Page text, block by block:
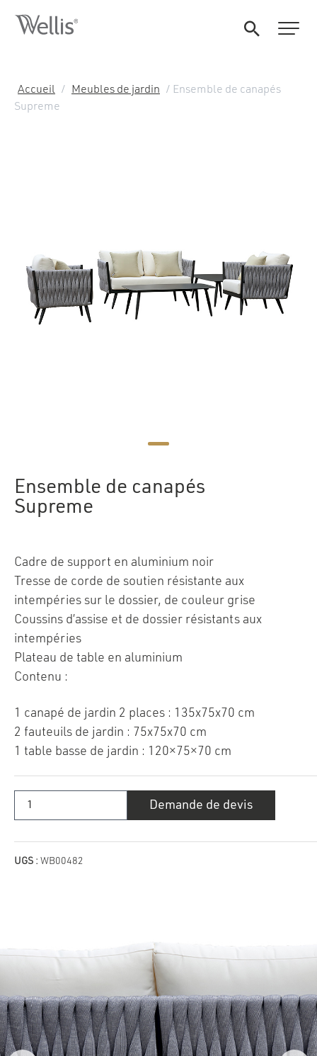
Accueil / Meubles de jardin
/ Ensemble de canapés
Supreme
Ensemble de canapés
Supreme
Cadre de support en aluminium noir
Tresse de corde de soutien résistante aux
intempéries sur le dossier, de couleur grise
Coussins d’assise et de dossier résistants aux
intempéries
Plateau de table en aluminium
Contenu :
1 canapé de jardin 2 places : 135x75x70 cm
2 fauteuils de jardin : 75x75x70 cm
1 table basse de jardin : 120×75×70 cm
Supreme
Demande de devis
UGS : WB00482